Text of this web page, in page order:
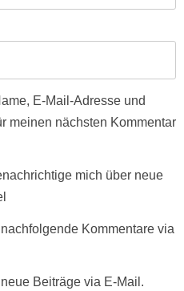
E-Mail-Adresse und
meinen nächsten Kommentar
mich über neue
Kommentare via
Beiträge via E-Mail.